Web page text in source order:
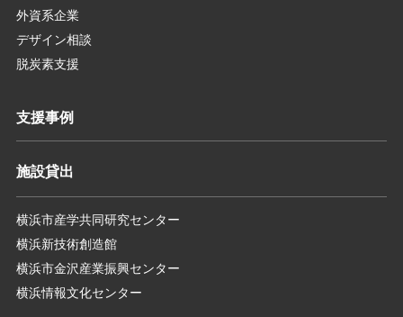
外資系企業
デザイン相談
脱炭素支援
支援事例
施設貸出
横浜市産学共同研究センター
横浜新技術創造館
横浜市金沢産業振興センター
横浜情報文化センター